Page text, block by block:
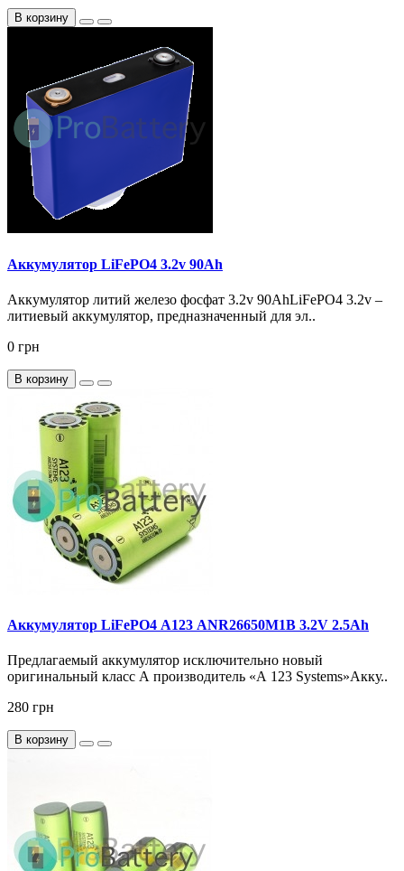
В корзину
Аккумулятор LiFePO4 3.2v 90Ah
Аккумулятор литий железо фосфат 3.2v 90AhLiFePO4 3.2v –
литиевый аккумулятор, предназначенный для эл..
0 грн
В корзину
Аккумулятор LiFePO4 А123 ANR26650M1B 3.2V 2.5Ah
Предлагаемый аккумулятор исключительно новый
оригинальный класс А производитель «А 123 Systems»Акку..
280 грн
В корзину